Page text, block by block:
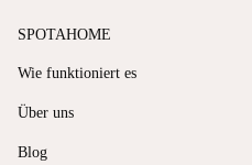
SPOTAHOME
Wie funktioniert es
Über uns
Blog